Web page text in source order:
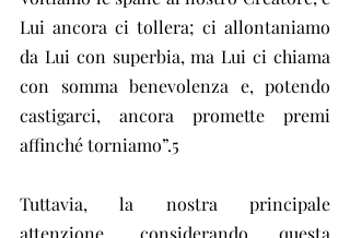
Lui ancora ci tollera; ci allontaniamo
da Lui con superbia, ma Lui ci chiama
con somma benevolenza e, potendo
castigarci, ancora promette premi
affinché torniamo”.5
Tuttavia, la nostra principale